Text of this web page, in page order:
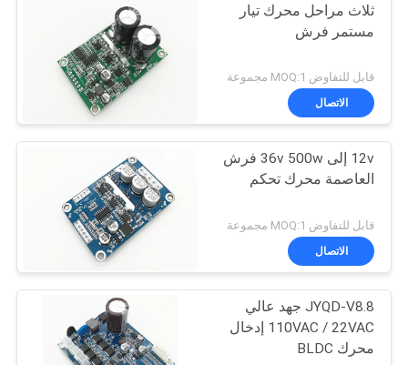
ثلاث مراحل محرك تيار
مستمر فرش
قابل للتفاوض MOQ:1 مجموعة
الاتصال
12v إلى 36v 500w فرش
العاصمة محرك تحكم
قابل للتفاوض MOQ:1 مجموعة
الاتصال
JYQD-V8.8 جهد عالي
110VAC / 22VAC إدخال
محرك BLDC